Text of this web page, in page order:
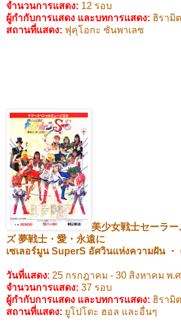
จำนวนการแสดง: 12 รอบ
ผู้กำกับการแสดง และบทการแสดง: ฮิรามิ
สถานที่แสดง: ฟุคุโอกะ ซันพาเลซ
美少女戦士セーラ
ズ 夢戦士・愛・永遠に
เซเลอร์มูน SuperS อัศวินแห่งความฝัน ・
วันที่แสดง: 25 กรกฎาคม - 30 สิงหาคม พ.
จำนวนการแสดง: 37 รอบ
ผู้กำกับการแสดง และบทการแสดง: ฮิรามิ
สถานที่แสดง: ยูโปโตะ ฮอล และอื่นๆ